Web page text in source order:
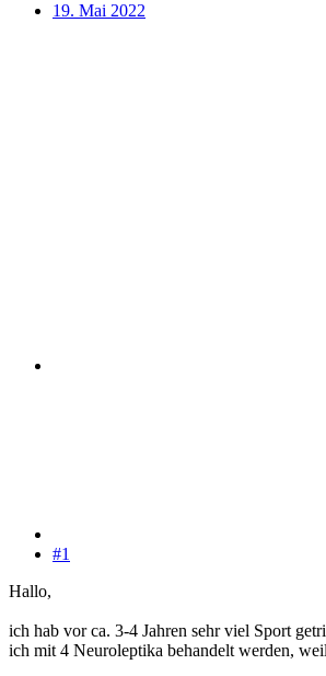
19. Mai 2022
#1
Hallo,
ich hab vor ca. 3-4 Jahren sehr viel Sport
ich mit 4 Neuroleptika behandelt werden,